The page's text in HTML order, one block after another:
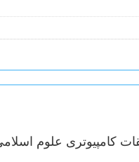
کامپیوتری علوم